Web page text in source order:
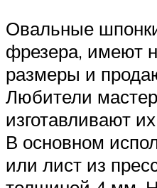
Овальные
фрезера, имеют
размеры и
Любители
изготавливают
В основном
или лист из